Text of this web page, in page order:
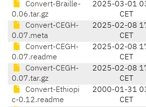
Convert-Braille-
0.06.tar.gz
2025-03-01
CET
Convert-CEGH-
0.07.meta
2025-02-08
CET
Convert-CEGH-
0.07.readme
2025-02-08
CET
Convert-CEGH-
0.07.tar.gz
2025-02-08
CET
Convert-Ethiopi
c-0.12.readme
2000-01-31
CET